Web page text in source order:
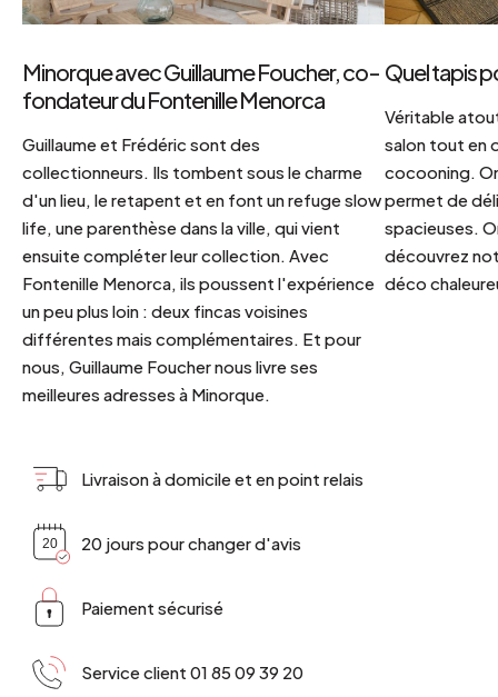
Minorque avec Guillaume Foucher, co-
fondateur du Fontenille Menorca
Guillaume et Frédéric sont des
collectionneurs. Ils tombent sous le charme
d'un lieu, le retapent et en font un refuge slow
life, une parenthèse dans la ville, qui vient
ensuite compléter leur collection. Avec
Fontenille Menorca, ils poussent l'expérience
un peu plus loin : deux fincas voisines
différentes mais complémentaires. Et pour
nous, Guillaume Foucher nous livre ses
meilleures adresses à Minorque.
Quel tapis
Véritable
salon tout en
cocooning.
permet de
spacieuses.
découvrez
déco
Livraison à domicile et en point relais
20 jours pour changer d'avis
Paiement sécurisé
Service client 01 85 09 39 20